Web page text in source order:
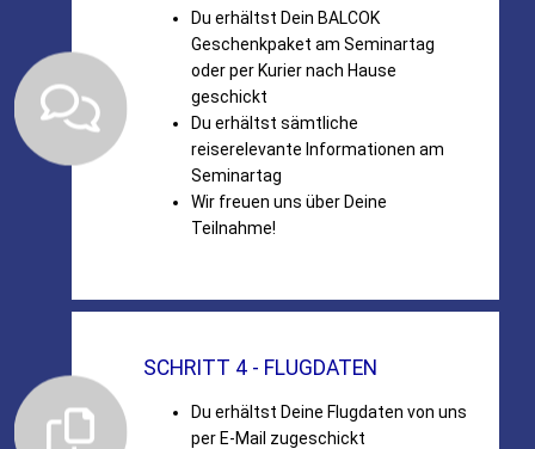
Du erhältst Dein BALCOK
Geschenkpaket am Seminartag
oder per Kurier nach Hause
geschickt
Du erhältst sämtliche
reiserelevante Informationen am
Seminartag
Wir freuen uns über Deine
Teilnahme!
SCHRITT 4 - FLUGDATEN
Du erhältst Deine Flugdaten von uns
per E-Mail zugeschickt